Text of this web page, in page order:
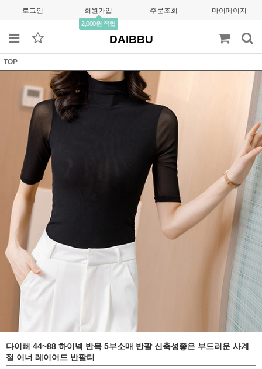
로그인 회원가입
2,000원 적립
주문조회 마이페이지
DAIBBU
TOP
다이뻐 44~88 하이넥 반목 5부소매 반팔 신축성좋은 부드러운 사계
절 이너 레이어드 반팔티